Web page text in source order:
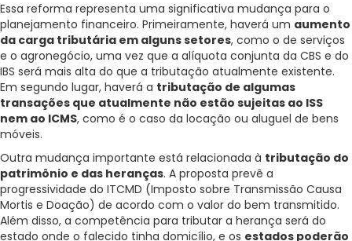
Essa reforma representa uma significativa mudança para o
planejamento financeiro. Primeiramente, haverá um aumento
da carga tributária em alguns setores, como o de serviços
e o agronegócio, uma vez que a alíquota conjunta da CBS e do
IBS será mais alta do que a tributação atualmente existente.
Em segundo lugar, haverá a tributação de algumas
transações que atualmente não estão sujeitas ao ISS
nem ao ICMS, como é o caso da locação ou aluguel de bens
móveis.
Outra mudança importante está relacionada à tributação do
patrimônio e das heranças. A proposta prevê a
progressividade do ITCMD (Imposto sobre Transmissão Causa
Mortis e Doação) de acordo com o valor do bem transmitido.
Além disso, a competência para tributar a herança será do
estado onde o falecido tinha domicílio, e os estados poderão